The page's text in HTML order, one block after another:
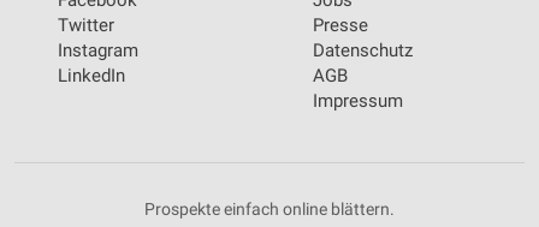
Twitter
Instagram
LinkedIn
Presse
Datenschutz
AGB
Impressum
Prospekte einfach online blättern.